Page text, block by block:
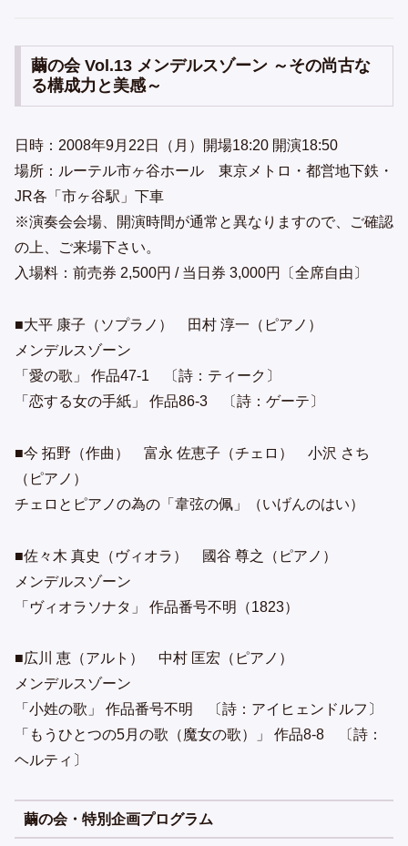
繭の会 Vol.13 メンデルスゾーン ～その尚古な
る構成力と美感～
日時：2008年9月22日（月）開場18:20 開演18:50
場所：ルーテル市ヶ谷ホール 東京メトロ・都営地下鉄・
JR各「市ヶ谷駅」下車
※演奏会会場、開演時間が通常と異なりますので、ご確認
の上、ご来場下さい。
入場料：前売券 2,500円 / 当日券 3,000円〔全席自由〕
■大平 康子（ソプラノ） 田村 淳一（ピアノ）
メンデルスゾーン
「愛の歌」 作品47-1 〔詩：ティーク〕
「恋する女の手紙」 作品86-3 〔詩：ゲーテ〕
■今 拓野（作曲） 富永 佐恵子（チェロ） 小沢 さち
（ピアノ）
チェロとピアノの為の「韋弦の佩」（いげんのはい）
■佐々木 真史（ヴィオラ） 國谷 尊之（ピアノ）
メンデルスゾーン
「ヴィオラソナタ」 作品番号不明（1823）
■広川 恵（アルト） 中村 匡宏（ピアノ）
メンデルスゾーン
「小姓の歌」 作品番号不明 〔詩：アイヒェンドルフ〕
「もうひとつの5月の歌（魔女の歌）」 作品8-8 〔詩：
ヘルティ〕
繭の会・特別企画プログラム